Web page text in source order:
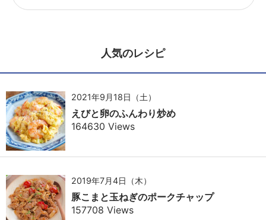
人気のレシピ
2021年9月18日（土）
えびと卵のふんわり炒め
164630 Views
2019年7月4日（木）
豚こまと玉ねぎのポークチャップ
157708 Views